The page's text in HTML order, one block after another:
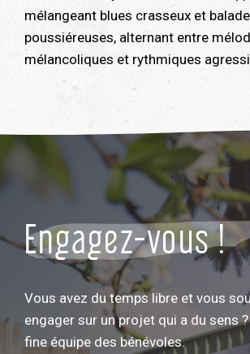
mélangeant blues crasseux et
poussiéreuses, alternant entre
mélancoliques et rythmiques
Engagez-vous !
Vous avez du temps libre et vous
engager sur un projet qui a du sens
fine équipe des bénévoles.